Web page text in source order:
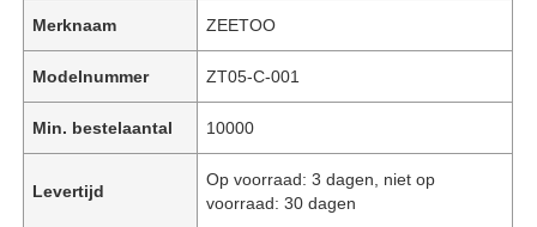
Merknaam ZEETOO
Modelnummer ZT05-C-001
Min. bestelaantal 10000
Levertijd
Op voorraad: 3 dagen, niet op
voorraad: 30 dagen